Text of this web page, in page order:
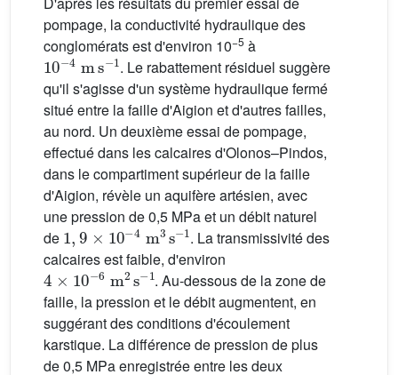
pompage, la conductivité hydraulique des
conglomérats est d'environ 10−5 à
10-4ms-1
. Le rabattement résiduel suggère
qu'il s'agisse d'un système hydraulique fermé
situé entre la faille d'Aigion et d'autres failles,
au nord. Un deuxième essai de pompage,
effectué dans les calcaires d'Olonos–Pindos,
dans le compartiment supérieur de la faille
d'Aigion, révèle un aquifère artésien, avec
une pression de 0,5 MPa et un débit naturel
de
1,9×10-4m3s-1
. La transmissivité des
calcaires est faible, d'environ
4×10-6m2s-1
. Au-dessous de la zone de
faille, la pression et le débit augmentent, en
suggérant des conditions d'écoulement
karstique. La différence de pression de plus
de 0,5 MPa enregistrée entre les deux